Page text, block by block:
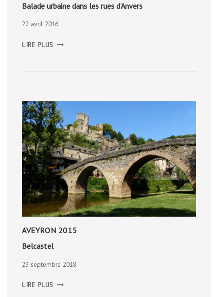
Balade urbaine dans les rues d’Anvers
22 avril 2016
LIRE PLUS URBAINE
AVEYRON 2015
Belcastel
23 septembre 2018
LIRE PLUS